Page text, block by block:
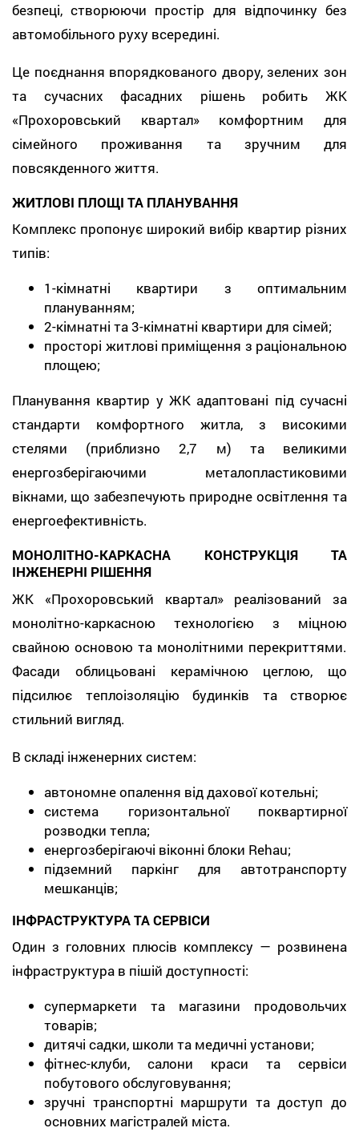
безпеці, створюючи простір для відпочинку без
автомобільного руху всередині.
Це поєднання впорядкованого двору, зелених зон
та сучасних фасадних рішень робить ЖК
«Прохоровський квартал» комфортним для
сімейного проживання та зручним для
повсякденного життя.
ЖИТЛОВІ ПЛОЩІ ТА ПЛАНУВАННЯ
Комплекс пропонує широкий вибір квартир різних
типів:
1-кімнатні квартири з оптимальним
плануванням;
2-кімнатні та 3-кімнатні квартири для сімей;
просторі житлові приміщення з раціональною
площею;
Планування квартир у ЖК адаптовані під сучасні
стандарти комфортного житла, з високими
стелями (приблизно 2,7 м) та великими
енергозберігаючими металопластиковими
вікнами, що забезпечують природне освітлення та
енергоефективність.
МОНОЛІТНО-КАРКАСНА КОНСТРУКЦІЯ ТА
ІНЖЕНЕРНІ РІШЕННЯ
ЖК «Прохоровський квартал» реалізований за
монолітно-каркасною технологією з міцною
свайною основою та монолітними перекриттями.
Фасади облицьовані керамічною цеглою, що
підсилює теплоізоляцію будинків та створює
стильний вигляд.
В складі інженерних систем:
автономне опалення від дахової котельні;
система горизонтальної поквартирної
розводки тепла;
енергозберігаючі віконні блоки Rehau;
підземний паркінг для автотранспорту
мешканців;
ІНФРАСТРУКТУРА ТА СЕРВІСИ
Один з головних плюсів комплексу — розвинена
інфраструктура в пішій доступності:
супермаркети та магазини продовольчих
товарів;
дитячі садки, школи та медичні установи;
фітнес-клуби, салони краси та сервіси
побутового обслуговування;
зручні транспортні маршрути та доступ до
основних магістралей міста.